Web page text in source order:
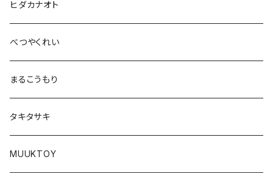
ヒダカナオト
べつやくれい
まるこうもり
タキタサキ
MUUKTOY